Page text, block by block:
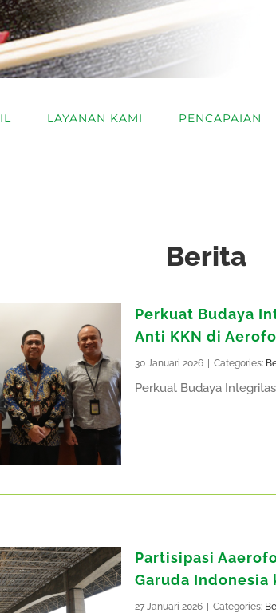
LAYANAN KAMI PENCAPAIAN
Berita
Perkuat Budaya
Anti KKN di
30 Januari 2026 Categories:
Perkuat Budaya
Partisipasi
Garuda Indonesia
27 Januari 2026 Categories: